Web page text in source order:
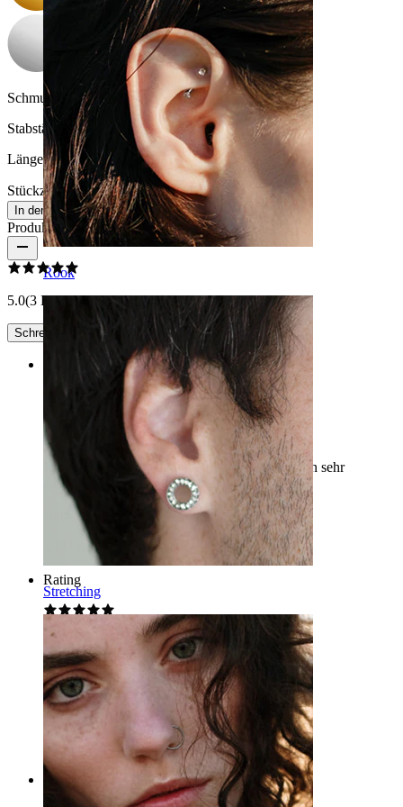
Rook
Stretching
Schmucksteinfarbe:
Durchsichtig
Stabstärke:1,6 mm
Länge:38 mm
Stückzahl: 1
Ändern
In den Warenkorb
Produktbewertungen
5.0(3 Bewertungen)
Schreibe eine Bewertung
Rating
Schön
Ich empfehle es, es sieht toll am Ohr aus, ich bin sehr
zufrieden.
Natalia Verifizierter Kauf
AI-Übersetzung Original anzeigen
Rating
Liebling :)
Super schön. Ich werde das sicher oft tragen.
Ave Verifizierter Kauf
AI-Übersetzung Original anzeigen
Rating